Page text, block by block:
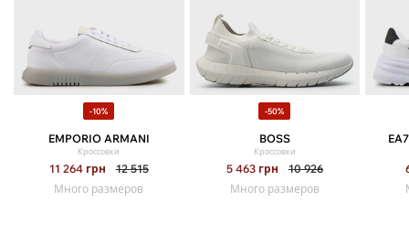
-10%
EMPORIO ARMANI
Кроссовки
11 264 грн
12 515
Много размеров
-50%
BOSS
Кроссовки
5 463 грн
10 926
Много размеров